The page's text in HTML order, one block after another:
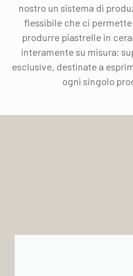
nostro un sistema di
flessibile che ci
produrre piastrelle in
interamente su misura:
esclusive, destinate a
ogni singolo